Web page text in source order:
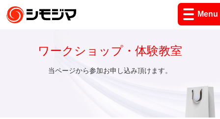
Menu
ワークショップ・体験教室
当ページから参加お申し込み頂けます。